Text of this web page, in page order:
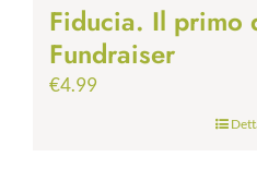
Fiducia. Il primo
Fundraiser
€4.99